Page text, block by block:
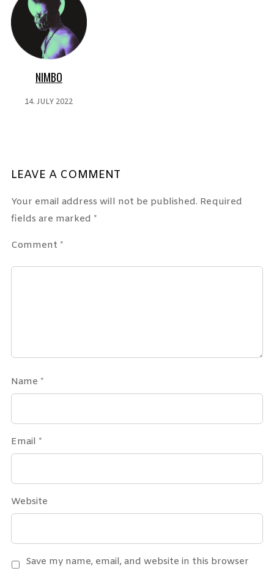
NIMBO
14. JULY 2022
LEAVE A COMMENT
Your email address will not be published. Required
fields are marked *
Comment *
Name *
Email *
Website
Save my name, email, and website in this browser